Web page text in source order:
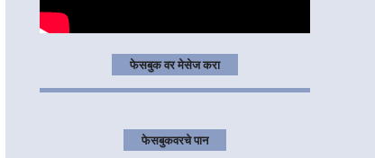
फेसबुक वर मेसेज करा
फेसबुकवरचे पान